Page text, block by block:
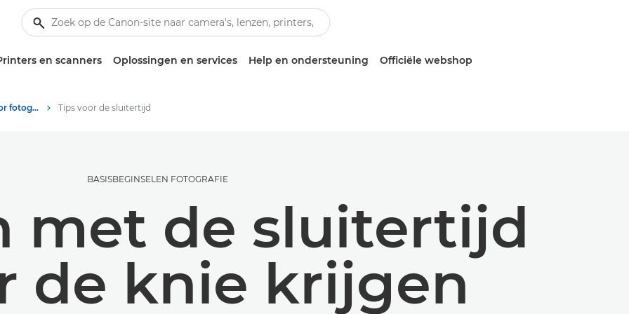
en scanners Oplossingen en services Help en ondersteuning Officiële webshop
Tips en technieken voor fotografie en printen Tips voor de sluitertijd
BASISBEGINSELEN FOTOGRAFIE
met de sluitertijd
de knie krijgen